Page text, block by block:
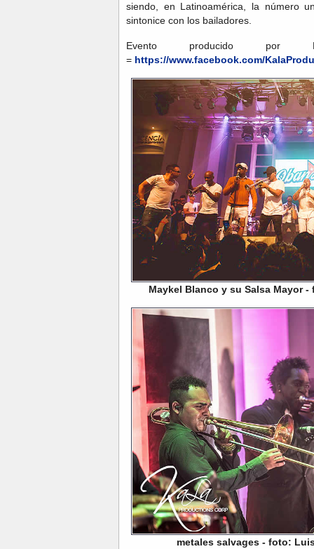
siendo, en Latinoamérica, la número
sintonice con los bailadores.
Evento producido por
= https://www.facebook.com/
Maykel Blanco y su Salsa Mayor
metales salvages - foto: